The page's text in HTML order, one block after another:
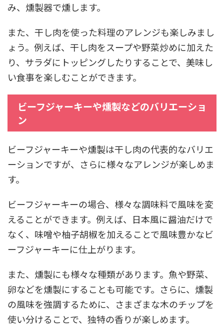
み、燻製器で燻します。
また、干し肉を使った料理のアレンジも楽しみまし
ょう。例えば、干し肉をスープや野菜炒めに加えた
り、サラダにトッピングしたりすることで、美味し
い食事を楽しむことができます。
ビーフジャーキーや燻製などのバリエーショ
ン
ビーフジャーキーや燻製は干し肉の代表的なバリエ
ーションですが、さらに様々なアレンジが楽しめま
す。
ビーフジャーキーの場合、様々な調味料で風味を変
えることができます。例えば、日本風に醤油だけで
なく、味噌や柚子胡椒を加えることで風味豊かなビ
ーフジャーキーに仕上がります。
また、燻製にも様々な種類があります。魚や野菜、
卵などを燻製にすることも可能です。さらに、燻製
の風味を強調するために、さまざまな木のチップを
使い分けることで、独特の香りが楽しめます。